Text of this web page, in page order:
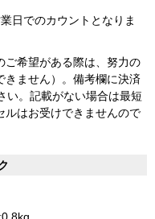
日でのカウントとなりま
希望がある際は、努力の
きません）。備考欄に決済
い。記載がない場合は最短
ルはお受けできませんので